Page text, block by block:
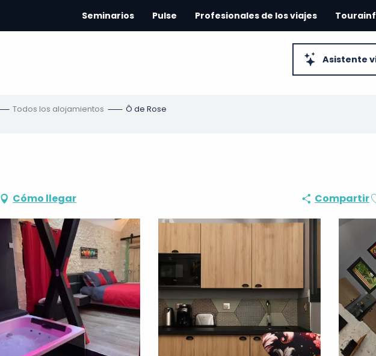
Asistente
Seminarios Pulse Profesionales de los viajes
Todos los alojamientos Ô de Rose
Cómo llegar Compartir